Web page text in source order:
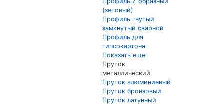
(зетовый)
Профиль гнутый
замкнутый сварной
Профиль для
гипсокартона
Показать еще
Пруток
металлический
Пруток алюминиевый
Пруток бронзовый
Пруток латунный